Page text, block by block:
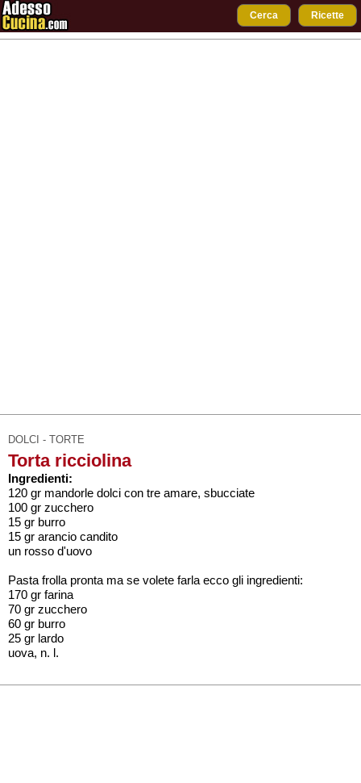
Cerca Ricette
DOLCI - TORTE
Torta ricciolina
Ingredienti:
120 gr mandorle dolci con tre amare, sbucciate
100 gr zucchero
15 gr burro
15 gr arancio candito
un rosso d'uovo
Pasta frolla pronta ma se volete farla ecco gli ingredienti:
170 gr farina
70 gr zucchero
60 gr burro
25 gr lardo
uova, n. l.